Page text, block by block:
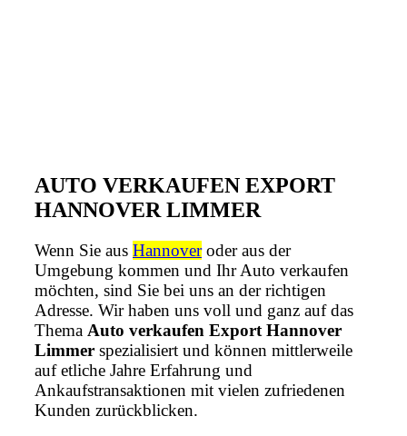
AUTO VERKAUFEN EXPORT
HANNOVER LIMMER
Wenn Sie aus Hannoveroder aus der
Umgebung kommen und Ihr Auto verkaufen
möchten, sind Sie bei uns an der richtigen
Adresse. Wir haben uns voll und ganz auf das
Thema Auto verkaufen Export Hannover
Limmer spezialisiert und können mittlerweile
auf etliche Jahre Erfahrung und
Ankaufstransaktionen mit vielen zufriedenen
Kunden zurückblicken.